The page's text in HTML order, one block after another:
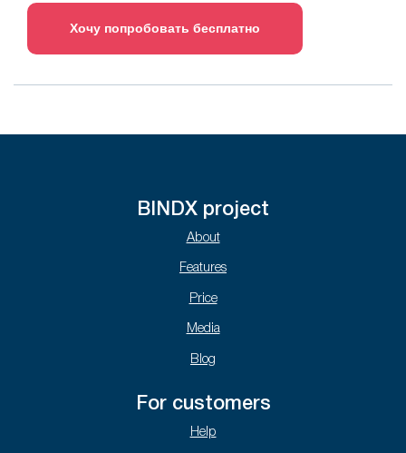
Хочу попробовать бесплатно
BINDX project
About
Features
Price
Media
Blog
For customers
Help